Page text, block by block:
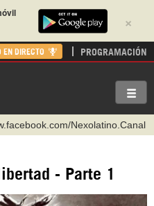
×
EN DIRECTO PROGRAMACIÓN
Nexolatino.Canal
nexo_latino- Parte 1